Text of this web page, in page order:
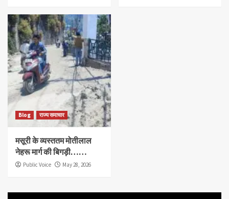
Blog राज्य समाचार
मसूरी के व्यस्ततम मोतीलाल
नेहरू मार्ग की बिगड़ी……
Public Voice May 28, 2026